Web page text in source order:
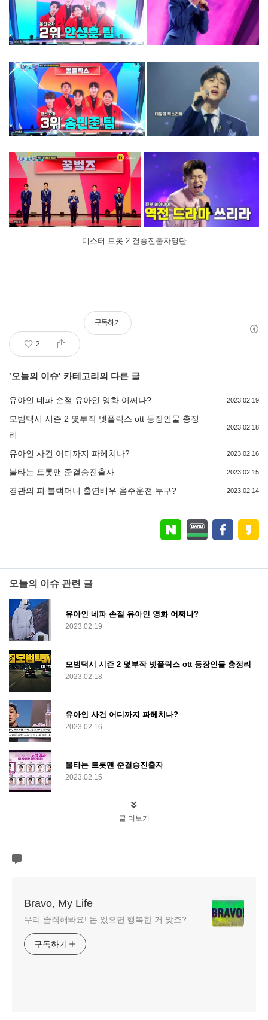
미스터 트롯 2 결승진출자명단
2
구독하기
'오늘의 이슈' 카테고리의 다른 글
유아인 네파 손절 유아인 영화 어쩌나? 2023.02.19
모범택시 시즌 2 몇부작 넷플릭스 ott 등장인물 총정
리
2023.02.18
유아인 사건 어디까지 파헤치나? 2023.02.16
불타는 트롯맨 준결승진출자 2023.02.15
경관의 피 블랙머니 출연배우 음주운전 누구? 2023.02.14
오늘의 이슈 관련 글
유아인 네파 손절 유아인 영화 어쩌나?
2023.02.19
모범택시 시즌 2 몇부작 넷플릭스 ott 등장인물 총정리
2023.02.18
유아인 사건 어디까지 파헤치나?
2023.02.16
불타는 트롯맨 준결승진출자
2023.02.15
글 더보기
Bravo, My Life
우리 솔직해봐요! 돈 있으면 행복한 거 맞죠?
구독하기